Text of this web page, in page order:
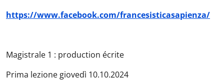
https://www.facebook.com/francesisticasapienza/
Magistrale 1 : production écrite
Prima lezione giovedì 10.10.2024